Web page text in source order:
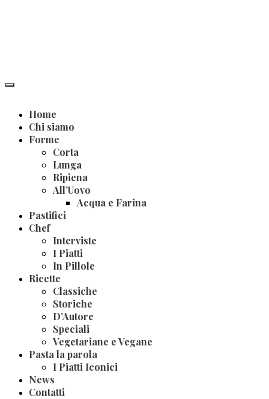
Home
Chi siamo
Forme
Corta
Lunga
Ripiena
All’Uovo
Acqua e Farina
Pastifici
Chef
Interviste
I Piatti
In Pillole
Ricette
Classiche
Storiche
D’Autore
Speciali
Vegetariane e Vegane
Pasta la parola
I Piatti Iconici
News
Contatti